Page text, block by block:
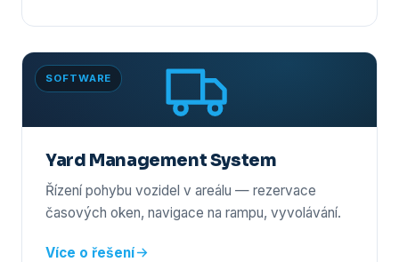
SOFTWARE
Yard Management System
Řízení pohybu vozidel v areálu — rezervace
časových oken, navigace na rampu, vyvolávání.
Více o řešení